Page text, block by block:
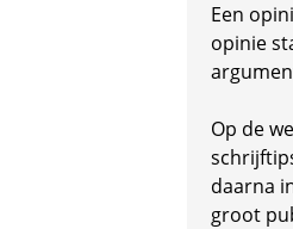
Een
opinie
Op de
daarna
groot